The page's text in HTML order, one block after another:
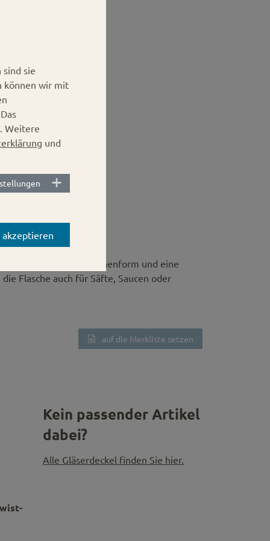
klassische Milchflaschenform und eine
Flasche auch für Säfte, Saucen oder
auf die Merkliste setzen
Kein passender Artikel
dabei?
Alle Gläserdeckel finden Sie hier.
sie
können wir mit
Das
Weitere
und
akzeptieren